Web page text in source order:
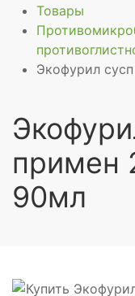
Товары
Экофурил
примен
90мл